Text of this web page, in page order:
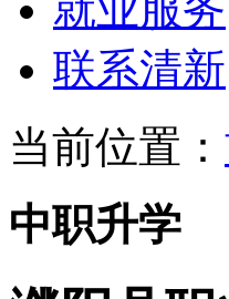
联系清新
当前位置：
中职升学